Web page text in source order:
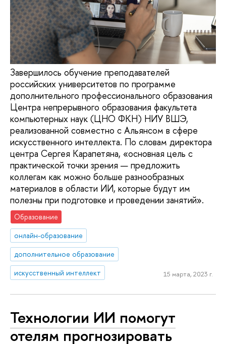
Завершилось обучение преподавателей
российских университетов по программе
дополнительного профессионального образования
Центра непрерывного образования факультета
компьютерных наук (ЦНО ФКН) НИУ ВШЭ,
реализованной совместно с Альянсом в сфере
искусственного интеллекта. По словам директора
центра Сергея Карапетяна, «основная цель с
практической точки зрения — предложить
коллегам как можно больше разнообразных
материалов в области ИИ, которые будут им
полезны при подготовке и проведении занятий».
Образование
онлайн-образование
дополнительное образование
искусственный интеллект
15 марта, 2023 г.
Технологии ИИ помогут
отелям прогнозировать